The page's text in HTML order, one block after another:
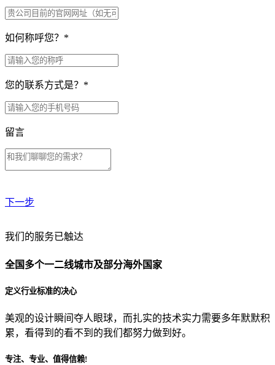
如何称呼您？ *
您的联系方式是？ *
留言
下一步
贵公司预算范围是？
贵公司的团队规模是？
目前主要的营销渠道是？
我们的服务已触达
全国多个一二线城市及部分海外国家
定义行业标准的决心
美观的设计瞬间夺人眼球，而扎实的技术实力需要多年默默积
累，看得到的看不到的我们都努力做到好。
专注、专业、值得信赖!